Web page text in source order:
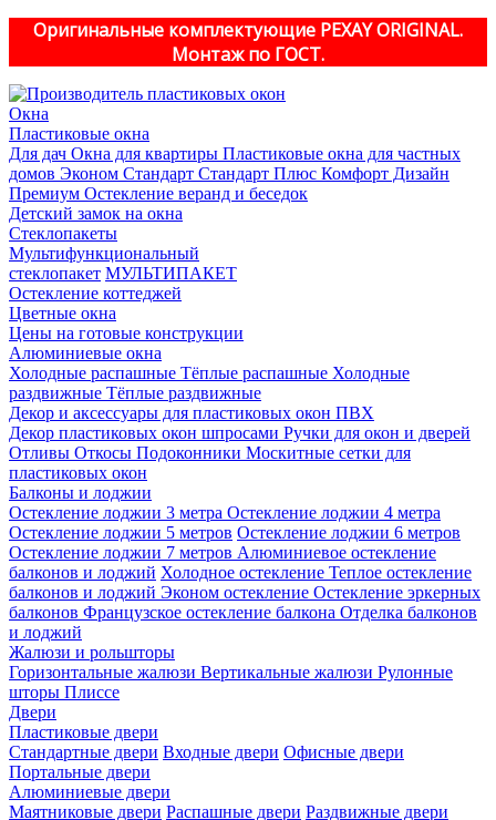
Оригинальные комплектующие PEXAY ORIGINAL.
Монтаж по ГОСТ.
Окна
Пластиковые окна
Для дач Окна для квартиры Пластиковые окна для частных
домов Эконом Стандарт Стандарт Плюс Комфорт Дизайн
Премиум Остекление веранд и беседок
Детский замок на окна
Стеклопакеты
Мультифункциональный
стеклопакет МУЛЬТИПАКЕТ
Остекление коттеджей
Цветные окна
Цены на готовые конструкции
Алюминиевые окна
Холодные распашные Тёплые распашные Холодные
раздвижные Тёплые раздвижные
Декор и аксессуары для пластиковых окон ПВХ
Декор пластиковых окон шпросами Ручки для окон и дверей
Отливы Откосы Подоконники Москитные сетки для
пластиковых окон
Балконы и лоджии
Остекление лоджии 3 метра Остекление лоджии 4 метра
Остекление лоджии 5 метров Остекление лоджии 6 метров
Остекление лоджии 7 метров Алюминиевое остекление
балконов и лоджий Холодное остекление Теплое остекление
балконов и лоджий Эконом остекление Остекление эркерных
балконов Французское остекление балкона Отделка балконов
и лоджий
Жалюзи и рольшторы
Горизонтальные жалюзи Вертикальные жалюзи Рулонные
шторы Плиссе
Двери
Пластиковые двери
Стандартные двери Входные двери Офисные двери
Портальные двери
Алюминиевые двери
Маятниковые двери Распашные двери Раздвижные двери